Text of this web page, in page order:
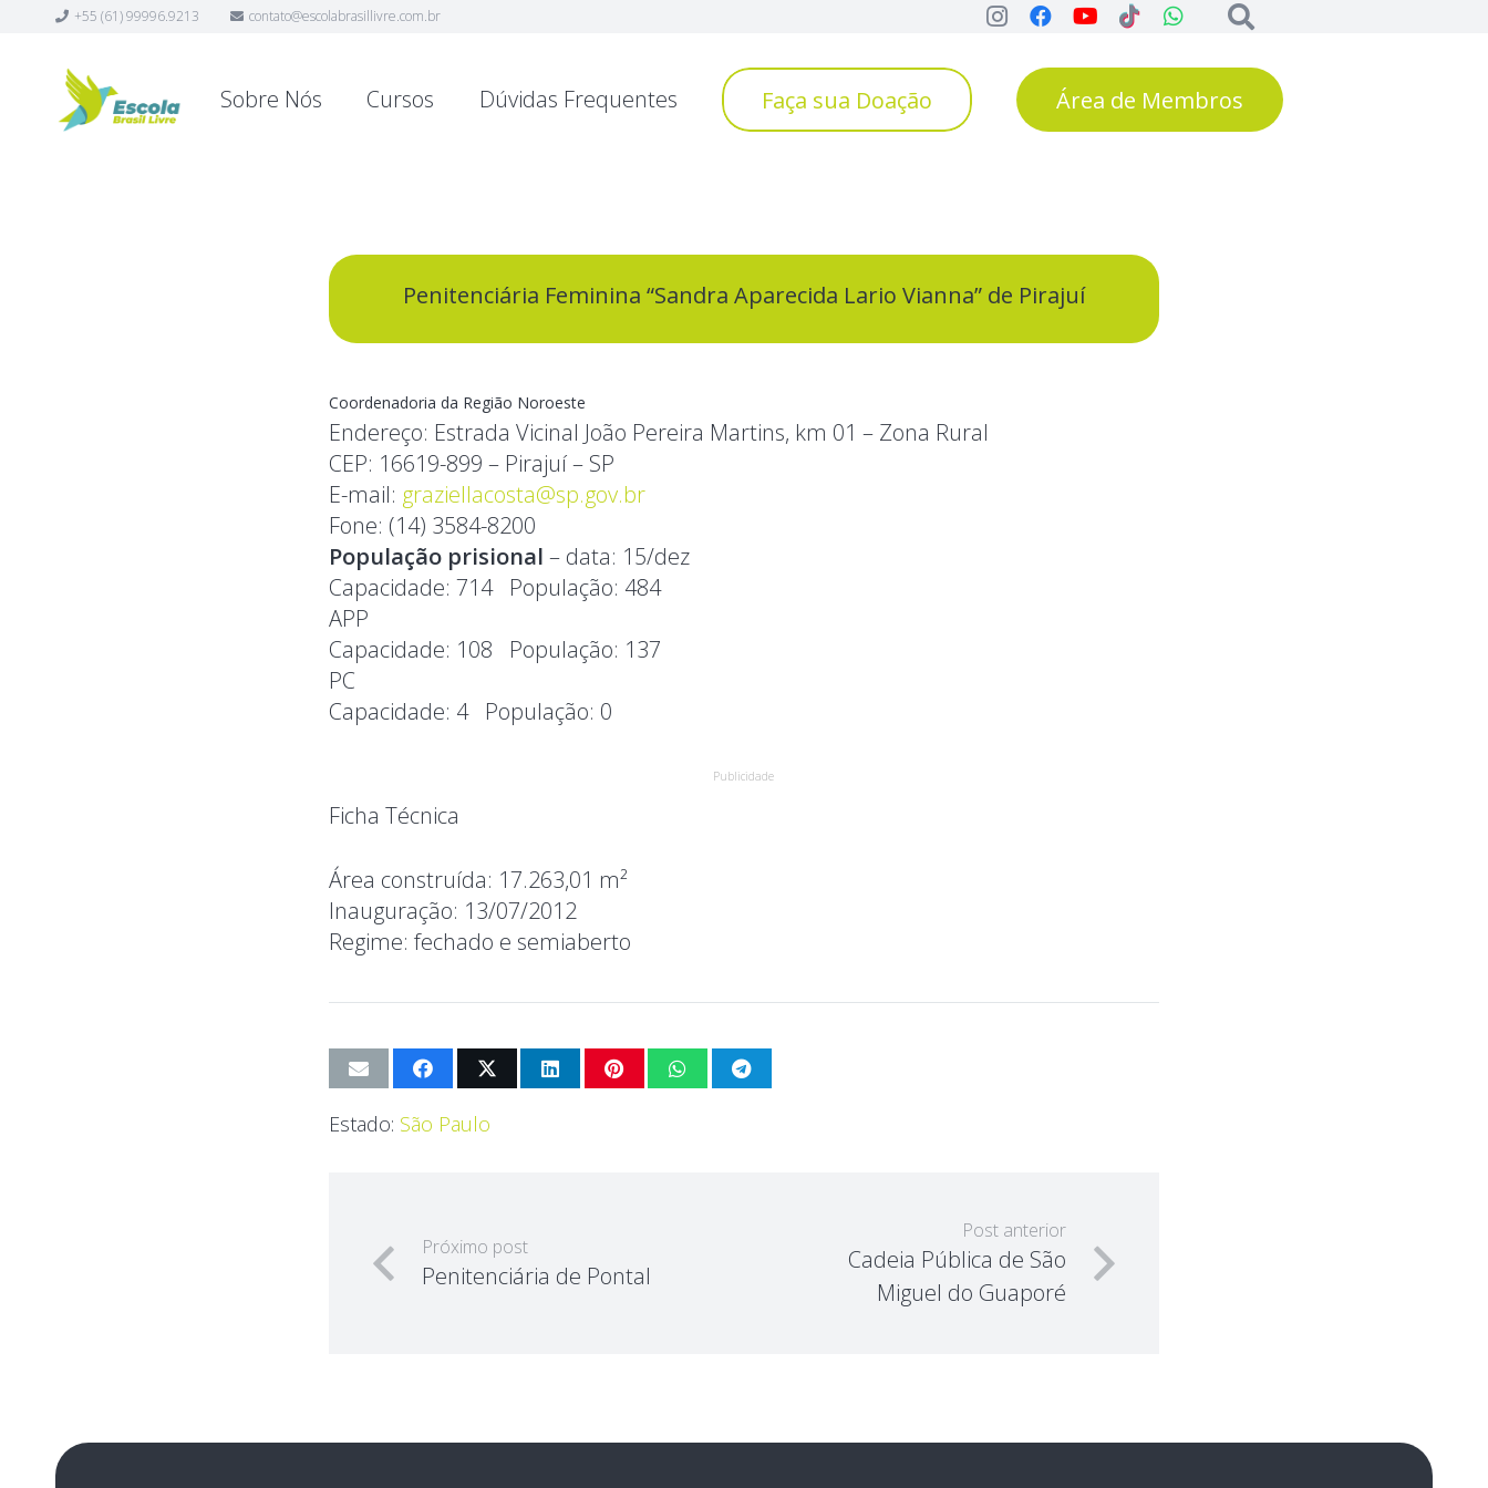
+55 (61) 99996.9213 contato@escolabrasillivre.com.br
Sobre Nós Cursos Dúvidas Frequentes Faça sua Doação Área de Membros
Penitenciária Feminina “Sandra Aparecida Lario Vianna” de Pirajuí
Coordenadoria da Região Noroeste
Endereço: Estrada Vicinal João Pereira Martins, km 01 – Zona Rural
CEP: 16619-899 – Pirajuí – SP
E-mail: graziellacosta@sp.gov.br
Fone: (14) 3584-8200
População prisional – data: 15/dez
Capacidade:714 População: 484
APP
Capacidade: 108 População: 137
PC
Capacidade: 4 População: 0
Publicidade
Ficha Técnica
Área construída: 17.263,01 m²
Inauguração: 13/07/2012
Regime:fechado e semiaberto
Estado: São Paulo
Próximo post
Penitenciária de Pontal
Post anterior
Cadeia Pública de São
Miguel do Guaporé